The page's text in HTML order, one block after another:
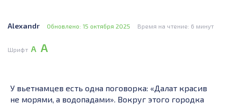
Alexandr Обновлено: 15 октября 2025 Время на чтение: 6 минут
Шрифт А А
У вьетнамцев есть одна поговорка: «Далат красив
не морями, а водопадами». Вокруг этого городка